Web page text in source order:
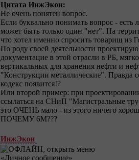
Цитата ИнжЭкон:
Не очень понятен вопрос.
Если буквально понимать вопрос - есть
может быть только один "нет". На
что хотел именно спросить товарищ из
По роду своей деятельности
документацие в этой отрасли в РБ,
вертикальных для хранения нефти и
"Конструкции металлические". Правда
кодекс появится!?
Или второй пример: при
ссылаться на СНиП "Магистральные
это ОЧЕНЬ мало - из этого ничего
ПОЧЕМУ 6М???
ИнжЭкон